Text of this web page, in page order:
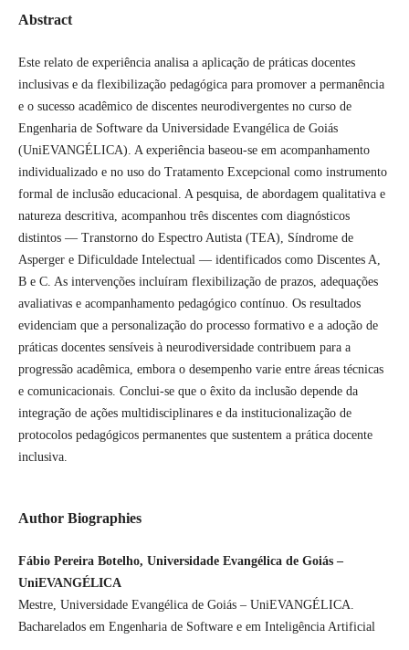
Abstract
Este relato de experiência analisa a aplicação de práticas docentes
inclusivas e da flexibilização pedagógica para promover a permanência
e o sucesso acadêmico de discentes neurodivergentes no curso de
Engenharia de Software da Universidade Evangélica de Goiás
(UniEVANGÉLICA). A experiência baseou-se em acompanhamento
individualizado e no uso do Tratamento Excepcional como instrumento
formal de inclusão educacional. A pesquisa, de abordagem qualitativa e
natureza descritiva, acompanhou três discentes com diagnósticos
distintos — Transtorno do Espectro Autista (TEA), Síndrome de
Asperger e Dificuldade Intelectual — identificados como Discentes A,
B e C. As intervenções incluíram flexibilização de prazos, adequações
avaliativas e acompanhamento pedagógico contínuo. Os resultados
evidenciam que a personalização do processo formativo e a adoção de
práticas docentes sensíveis à neurodiversidade contribuem para a
progressão acadêmica, embora o desempenho varie entre áreas técnicas
e comunicacionais. Conclui-se que o êxito da inclusão depende da
integração de ações multidisciplinares e da institucionalização de
protocolos pedagógicos permanentes que sustentem a prática docente
inclusiva.
Author Biographies
Fábio Pereira Botelho, Universidade Evangélica de Goiás –
UniEVANGÉLICA
Mestre, Universidade Evangélica de Goiás – UniEVANGÉLICA.
Bacharelados em Engenharia de Software e em Inteligência Artificial